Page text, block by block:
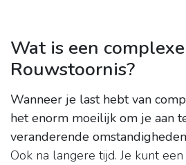
Wat is een complexe
Rouwstoornis?
Wanneer je last hebt van
het enorm moeilijk om je aan
veranderende
Ook na langere tijd. Je kunt